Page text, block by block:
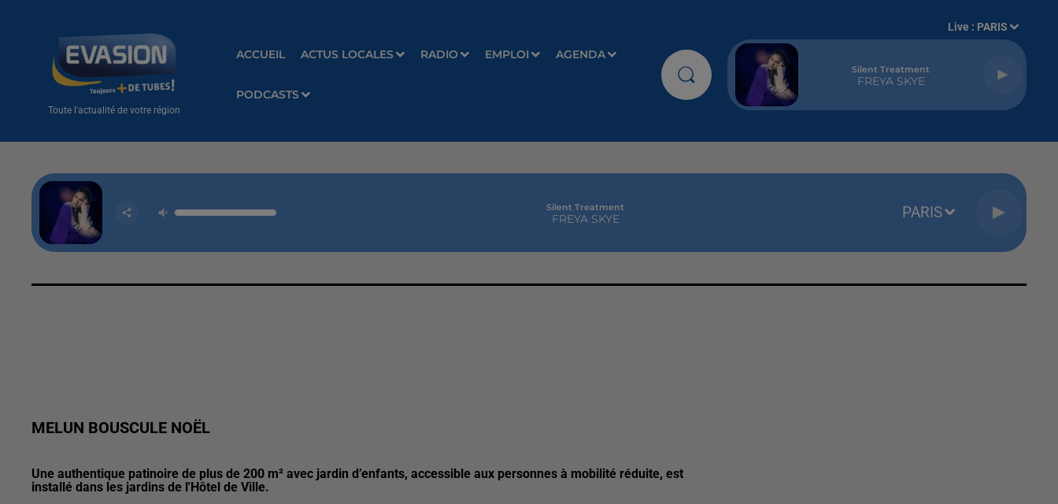
Toute l'actualité de votre région
ACCUEIL ACTUS LOCALES RADIO EMPLOI AGENDA
PODCASTS
Live : PARIS
Silent Treatment
FREYA SKYE
Silent Treatment
FREYA SKYE PARIS
MELUN BOUSCULE NOËL
Une authentique patinoire de plus de 200 m² avec jardin d’enfants, accessible aux personnes à mobilité réduite, est
installé dans les jardins de l'Hôtel de Ville.